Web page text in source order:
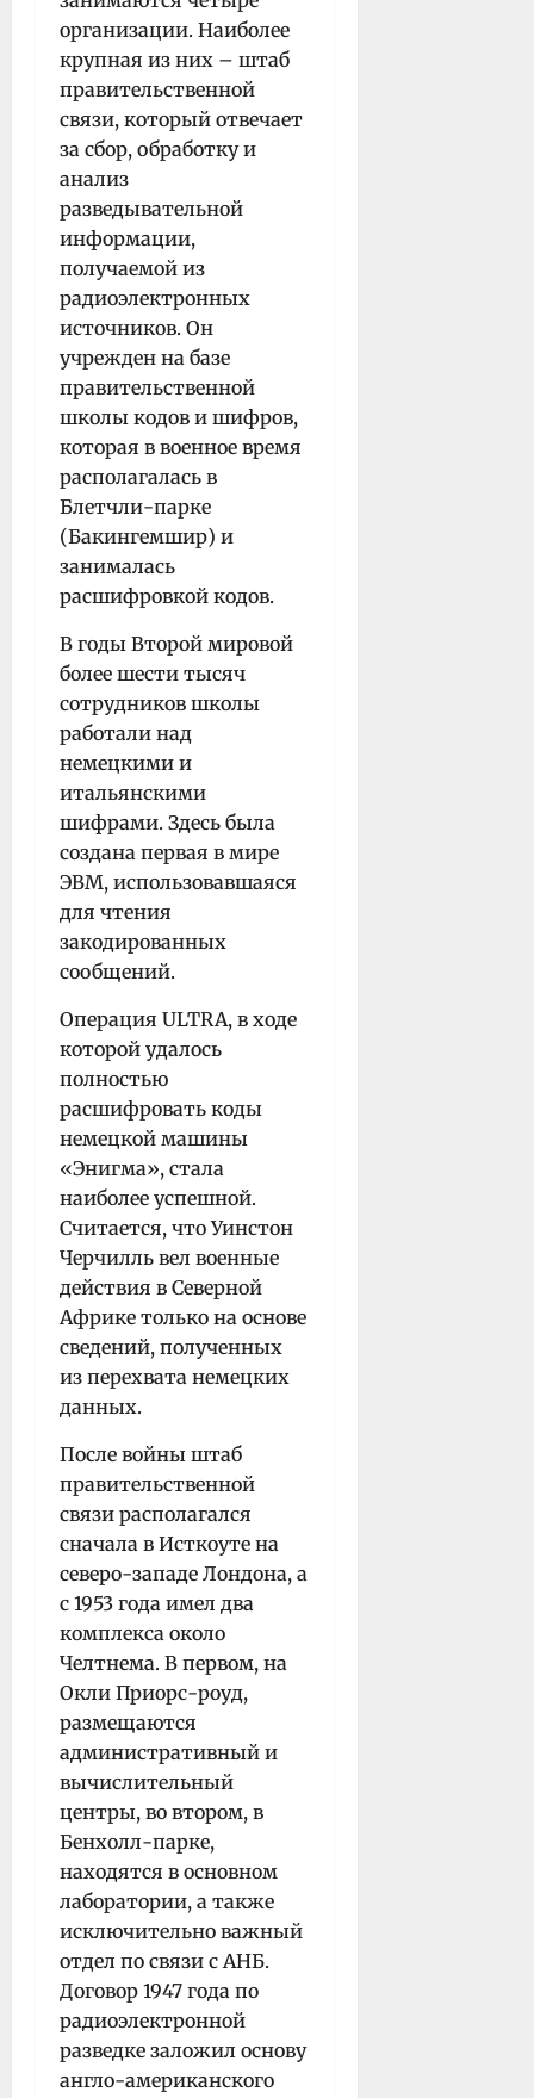
организации. Наиболее
крупная из них – штаб
правительственной
связи, который отвечает
за сбор, обработку и
анализ
разведывательной
информации,
получаемой из
радиоэлектронных
источников. Он
учрежден на базе
правительственной
школы кодов и шифров,
которая в военное время
располагалась в
Блетчли-парке
(Бакингемшир) и
занималась
расшифровкой кодов.
В годы Второй мировой
более шести тысяч
сотрудников школы
работали над
немецкими и
итальянскими
шифрами. Здесь была
создана первая в мире
ЭВМ, использовавшаяся
для чтения
закодированных
сообщений.
Операция ULTRA, в ходе
которой удалось
полностью
расшифровать коды
немецкой машины
«Энигма», стала
наиболее успешной.
Считается, что Уинстон
Черчилль вел военные
действия в Северной
Африке только на основе
сведений, полученных
из перехвата немецких
данных.
После войны штаб
правительственной
связи располагался
сначала в Исткоуте на
северо-западе Лондона, а
с 1953 года имел два
комплекса около
Челтнема. В первом, на
Окли Приорс-роуд,
размещаются
административный и
вычислительный
центры, во втором, в
Бенхолл-парке,
находятся в основном
лаборатории, а также
исключительно важный
отдел по связи с АНБ.
Договор 1947 года по
радиоэлектронной
разведке заложил основу
англо-американского